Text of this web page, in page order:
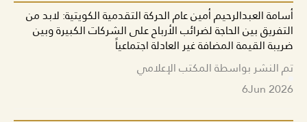
أسامة العبدالرحيم أمين عام الحركة التقدمية الكويتية: لابد من
التفريق بين الحاجة لضرائب الأرباح على الشركات الكبيرة وبين
ضريبة القيمة المضافة غير العادلة اجتماعياً
تم النشر بواسطة المكتب الإعلامي
Jun 2026
6